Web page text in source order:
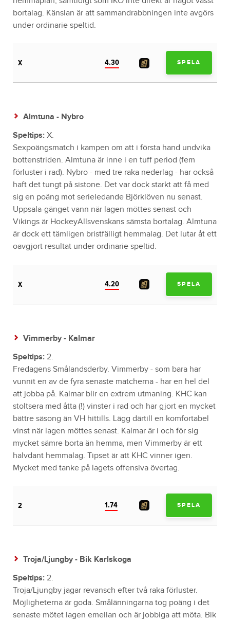
bortalag. Känslan är att sammandrabbningen inte avgörs
under ordinarie speltid.
X 4.30 SPELA
Almtuna - Nybro
Speltips: X.
Sexpoängsmatch i kampen om att i första hand undvika
bottenstriden. Almtuna är inne i en tuff period (fem
förluster i rad). Nybro - med tre raka nederlag - har också
haft det tungt på sistone. Det var dock starkt att få med
sig en poäng mot serieledande Björklöven nu senast.
Uppsala-gänget vann när lagen möttes senast och
Vikings är HockeyAllsvenskans sämsta bortalag. Almtuna
är dock ett tämligen bristfälligt hemmalag. Det lutar åt ett
oavgjort resultat under ordinarie speltid.
X 4.20 SPELA
Vimmerby - Kalmar
Speltips: 2.
Fredagens Smålandsderby. Vimmerby - som bara har
vunnit en av de fyra senaste matcherna - har en hel del
att jobba på. Kalmar blir en extrem utmaning. KHC kan
stoltsera med åtta (!) vinster i rad och har gjort en mycket
bättre säsong än VH hittills. Lägg därtill en komfortabel
vinst när lagen möttes senast. Kalmar är i och för sig
mycket sämre borta än hemma, men Vimmerby är ett
halvdant hemmalag. Tipset är att KHC vinner igen.
Mycket med tanke på lagets offensiva övertag.
2 1.74 SPELA
Troja/Ljungby - Bik Karlskoga
Speltips: 2.
Troja/Ljungby jagar revansch efter två raka förluster.
Möjligheterna är goda. Smålänningarna tog poäng i det
senaste mötet lagen emellan och är jobbiga att möta. Bik